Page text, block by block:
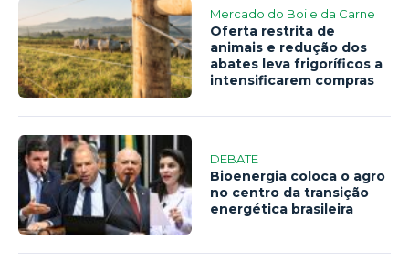
Mercado do Boi e da Carne
Oferta restrita de
animais e redução dos
abates leva frigoríficos a
intensificarem compras
DEBATE
Bioenergia coloca o agro
no centro da transição
energética brasileira